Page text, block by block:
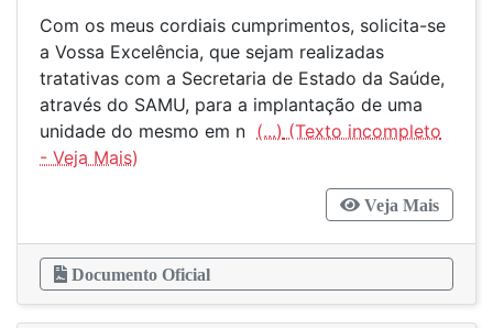
Com os meus cordiais cumprimentos, solicita-se
a Vossa Excelência, que sejam realizadas
tratativas com a Secretaria de Estado da Saúde,
através do SAMU, para a implantação de uma
unidade do mesmo em n (...)
Veja Mais
Documento Oficial